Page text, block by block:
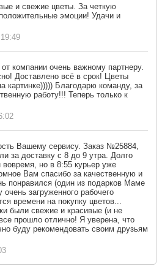
и свежие цветы. За четкую
эмоции! Удачи и
компании очень важному партнеру.
Доставлено всё в срок! Цветы
картинке))))) Благодарю команду, за
работу!!! Теперь только к
Вашему сервису. Заказ №25884,
за доставку с 8 до 9 утра. Долго
но в 8:55 курьер уже
Вам спасибо за качественную и
понравился (один из подарков Маме
загруженного рабочего
времени на покупку цветов...
были свежие и красивые (и не
прошло отлично! Я уверена, что
буду рекомендовать своим друзьям